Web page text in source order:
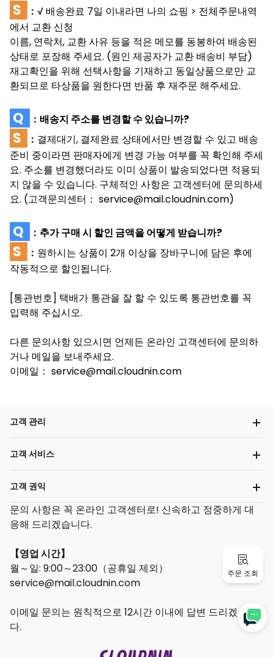
S ： √ 배송완료 7일 이내라면 나의 쇼핑 > 전체주문내역
에서 교환 신청
이름, 연락처, 교환 사유 등을 적은 메모를 동봉하여 배송된
상태로 포장해 주세요. (원인 제공자가 교환 배송비 부담)
재고확인을 위해 선택사항을 기재하고 동일상품으로만 교
환되므로 타상품을 원한다면 반품 후 재주문 해주세요.
Q ： 배송지 주소를 변경할 수 있습니까?
S ： 결제대기, 결제완료 상태에서만 변경할 수 있고 배송
준비 중이라면 판매자에게 변경 가능 여부를 꼭 확인해 주세
요. 주소를 변경했더라도 이미 상품이 발송되었다면 적용되
지 않을 수 있습니다. 구체적인 사항은 고객센터에 문의하세
요. (고객문의센터 ： service@mail.cloudnin.com)
Q ： 추가 구매 시 할인 금액을 어떻게 받습니까?
S ： 원하시는 상품이 2개 이상을 장바구니에 담은 후에
작동적으로 할인됩니다.
[통관번호] 택배가 통관을 잘 할 수 있도록 통관번호를 꼭
입력해 주십시오.
다른 문의사항 있으시면 언제든 온라인 고객센터에 문의하
거나 메일을 보내주세요.
이메일 ： service@mail.cloudnin.com
주문 조회
고객 관리
고객 서비스
고객 권익
문의 사항은 꼭 온라인 고객센터로! 신속하고 정중하게 대
응해 드리겠습니다.
【영업 시간】
월～일: 9:00～23:00（공휴일 제외）
service@mail.cloudnin.com
이메일 문의는 원칙적으로 12시간 이내에 답변 드리겠습니
다.